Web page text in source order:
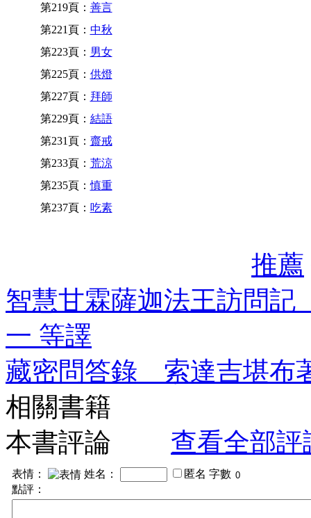
第219頁： 善言
第221頁： 中秋
第223頁： 男女
第225頁： 供燈
第227頁： 拜師
第229頁： 結語
第231頁： 齋戒
第233頁： 荒涼
第235頁：慎重
第237頁： 吃素
推薦
智慧甘霖薩迦法王訪問
一 等譯
藏密問答錄 索達吉堪布
相關書籍
本書評論
查看全部評
表情： 姓名： 匿名 字數
點評：